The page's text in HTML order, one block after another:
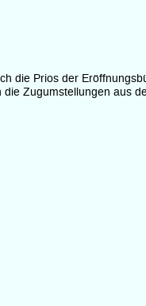
die Prios der
Zugumstellungen aus